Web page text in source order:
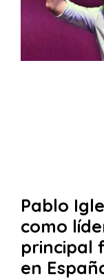
Pablo
como
principal
en